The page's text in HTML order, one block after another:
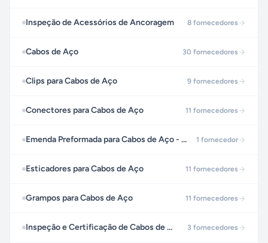
Inspeção de Acessórios de Ancoragem 8 fornecedores
Cabos de Aço 30 fornecedores
Clips para Cabos de Aço 9 fornecedores
Conectores para Cabos de Aço 11 fornecedores
Emenda Preformada para Cabos de Aço - GLS 1 fornecedor
Esticadores para Cabos de Aço 11 fornecedores
Grampos para Cabos de Aço 11 fornecedores
Inspeção e Certificação de Cabos de Aço 3 fornecedores